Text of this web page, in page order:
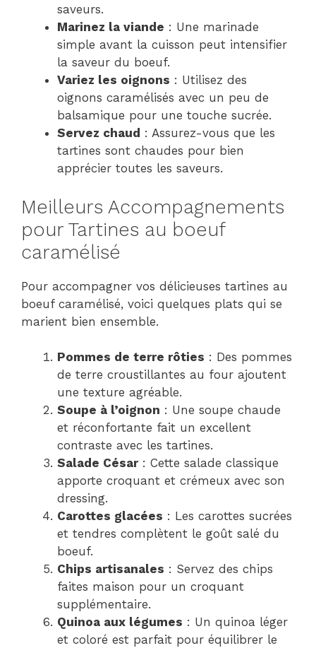
saveurs.
Marinez la viande : Une marinade
simple avant la cuisson peut intensifier
la saveur du boeuf.
Variez les oignons : Utilisez des
oignons caramélisés avec un peu de
balsamique pour une touche sucrée.
Servez chaud : Assurez-vous que les
tartines sont chaudes pour bien
apprécier toutes les saveurs.
Meilleurs Accompagnements
pour Tartines au boeuf
caramélisé
Pour accompagner vos délicieuses tartines au
boeuf caramélisé, voici quelques plats qui se
marient bien ensemble.
Pommes de terre rôties : Des pommes
de terre croustillantes au four ajoutent
une texture agréable.
Soupe à l’oignon : Une soupe chaude
et réconfortante fait un excellent
contraste avec les tartines.
Salade César: Cette salade classique
apporte croquant et crémeux avec son
dressing.
Carottes glacées : Les carottes sucrées
et tendres complètent le goût salé du
boeuf.
Chips artisanales : Servez des chips
faites maison pour un croquant
supplémentaire.
Quinoa aux légumes : Un quinoa léger
et coloré est parfait pour équilibrer le